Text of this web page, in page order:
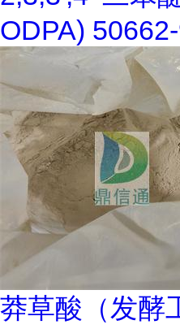
ODPA)
莽草酸（发酵